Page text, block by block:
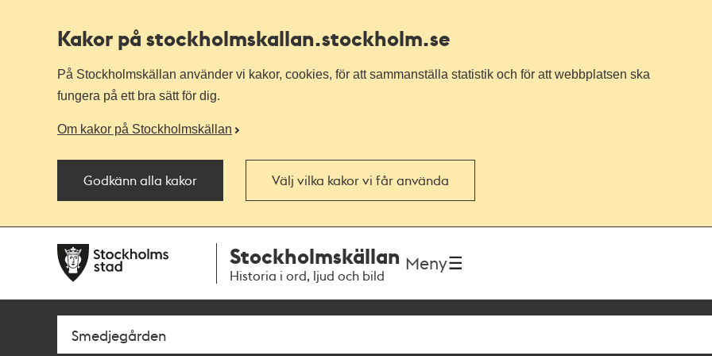
Kakor på stockholmskallan.stockholm.se
På Stockholmskällan använder vi kakor, cookies, för att sammanställa statistik och för att webbplatsen ska
fungera på ett bra sätt för dig.
Om kakor på Stockholmskällan
Godkänn alla kakor Välj vilka kakor vi får använda
navigationen
huvudinnehållet
Stockholmskällan
Historia i ord, ljud och bild
Meny
Sök